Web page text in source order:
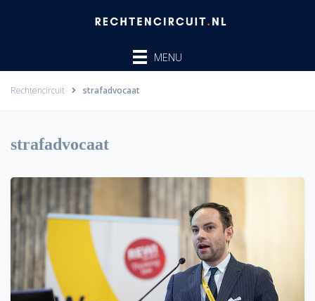
MENU
Rechtencircuit strafadvocaat
strafadvocaat